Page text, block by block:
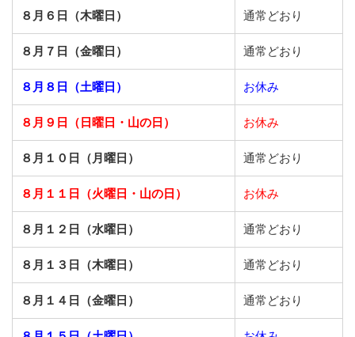
８月６日（木曜日） 通常どおり
８月７日（金曜日） 通常どおり
８月８日（土曜日） お休み
８月９日（日曜日・山の日） お休み
８月１０日（月曜日） 通常どおり
８月１１日（火曜日・山の日） お休み
８月１２日（水曜日） 通常どおり
８月１３日（木曜日） 通常どおり
８月１４日（金曜日） 通常どおり